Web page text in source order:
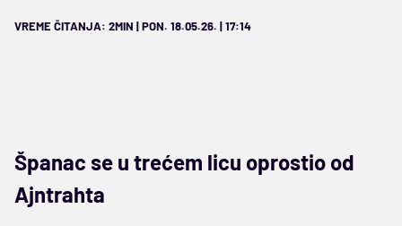
VREME ČITANJA: 2MIN | PON. 18.05.26. | 17:14
Španac se u trećem licu oprostio od
Ajntrahta